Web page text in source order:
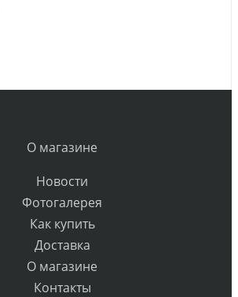
О магазине
Новости
Фотогалерея
Как купить
Доставка
О магазине
Контакты